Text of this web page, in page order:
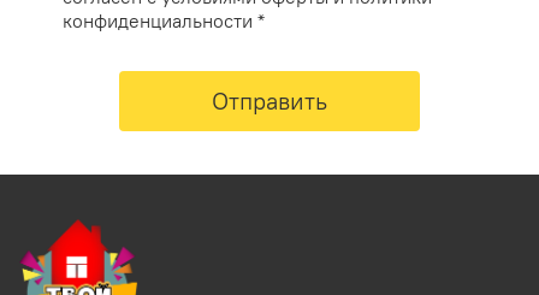
конфиденциальности *
Отправить